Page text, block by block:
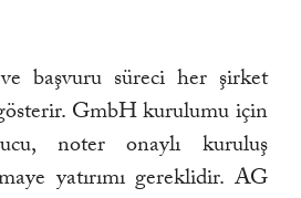
başvuru süreci her şirket
GmbH kurulumu için
noter onaylı kuruluş
yatırımı gereklidir. AG